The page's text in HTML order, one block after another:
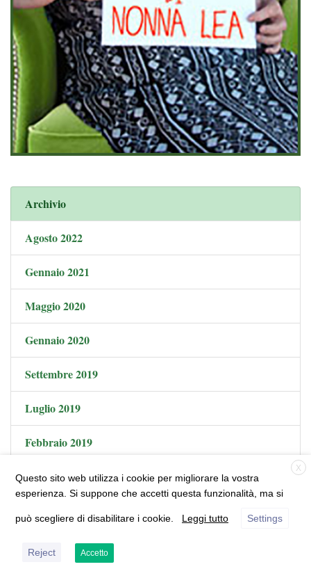
Archivio
Agosto 2022
Gennaio 2021
Maggio 2020
Gennaio 2020
Settembre 2019
Luglio 2019
Febbraio 2019
Dicembre 2018
Settembre 2018
X
Questo sito web utilizza i cookie per migliorare la vostra
esperienza. Si suppone che accetti questa funzionalità, ma si
può scegliere di disabilitare i cookie. Leggi tutto Settings
Reject Accetto